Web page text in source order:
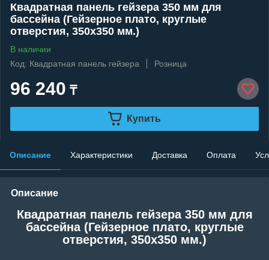
Квадратная панель гейзера 350 мм для
бассейна (Гейзерное плато, круглые
отверстия, 350x350 мм.)
В наличии
Код: Квадратная панель гейзера
Розница
96 240 ₸
Купить
Описание Характеристики Доставка Оплата
Описание
Квадратная панель гейзера 350 мм для
бассейна (Гейзерное плато, круглые
отверстия, 350x350 мм.)